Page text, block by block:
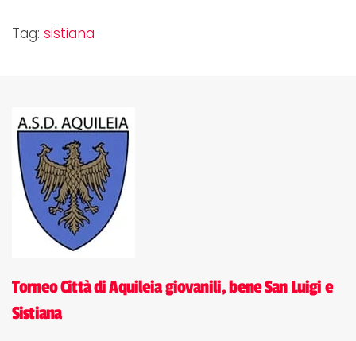
Tag: sistiana
Torneo Città di Aquileia giovanili, bene San Luigi e
Sistiana